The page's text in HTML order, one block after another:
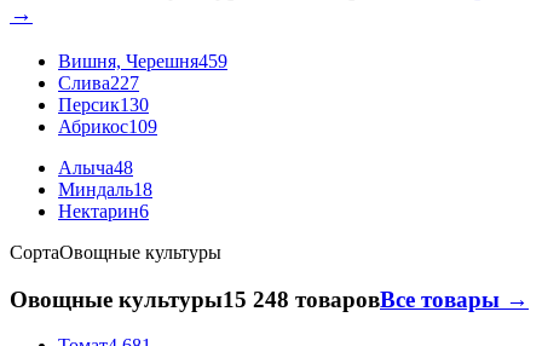
→
Вишня, Черешня459
Слива227
Персик130
Абрикос109
Алыча48
Миндаль18
Нектарин6
СортаОвощные культуры
Овощные культуры15 248 товаровВсе товары →